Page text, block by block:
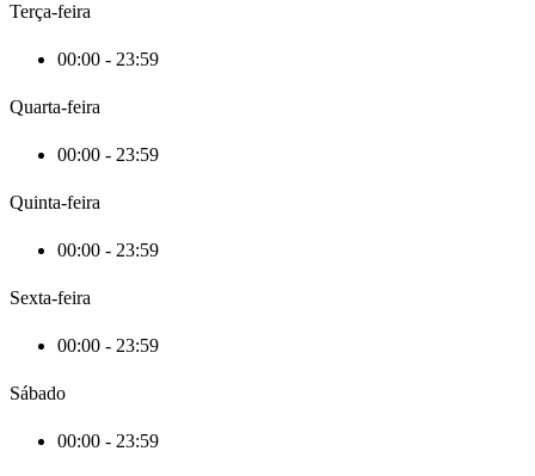
Terça-feira
00:00 - 23:59
Quarta-feira
00:00 - 23:59
Quinta-feira
00:00 - 23:59
Sexta-feira
00:00 - 23:59
Sábado
00:00 - 23:59